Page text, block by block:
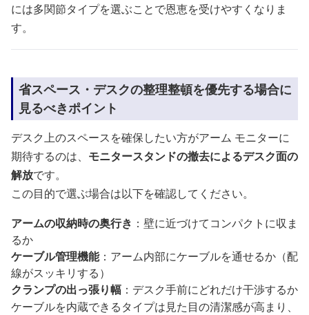
には多関節タイプを選ぶことで恩恵を受けやすくなりま
す。
省スペース・デスクの整理整頓を優先する場合に
見るべきポイント
デスク上のスペースを確保したい方がアーム モニターに
期待するのは、 モニタースタンドの撤去によるデスク面の
解放です。
この目的で選ぶ場合は以下を確認してください。
アームの収納時の奥行き ：壁に近づけてコンパクトに収ま
るか
ケーブル管理機能：アーム内部にケーブルを通せるか（配
線がスッキリする）
クランプの出っ張り幅 ：デスク手前にどれだけ干渉するか
ケーブルを内蔵できるタイプは見た目の清潔感が高まり、